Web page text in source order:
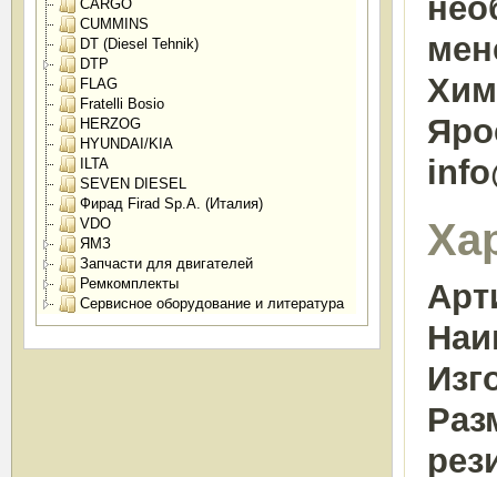
CARGO
CUMMINS
DT (Diesel Tehnik)
DTP
FLAG
Fratelli Bosio
HERZOG
HYUNDAI/KIA
ILTA
SEVEN DIESEL
Фирад Firad Sp.A. (Италия)
VDO
ЯМЗ
Запчасти для двигателей
Ремкомплекты
Сервисное оборудование и литература